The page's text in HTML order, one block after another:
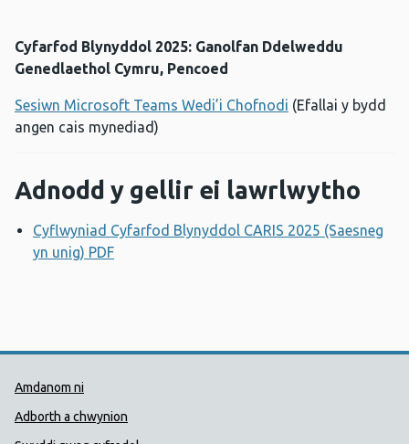
Cyfarfod Blynyddol 2025: Ganolfan Ddelweddu
Genedlaethol Cymru, Pencoed
Sesiwn Microsoft Teams Wedi’i Chofnodi (Efallai y bydd
angen cais mynediad)
Adnodd y gellir ei lawrlwytho
Cyflwyniad Cyfarfod Blynyddol CARIS 2025 (Saesneg
yn unig) PDF
Dolenni Cymorth Iechyd
Amdanom ni
Adborth a chwynion